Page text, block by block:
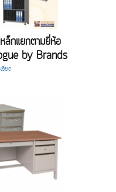
ล็กแยกตามยี่ห้อ
by Brands
อียด